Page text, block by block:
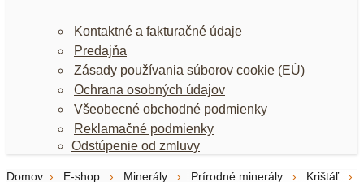
Kontaktné a fakturačné údaje
Predajňa
Zásady používania súborov cookie (EÚ)
Ochrana osobných údajov
Všeobecné obchodné podmienky
Reklamačné podmienky
Odstúpenie od zmluvy
Domov › E-shop › Minerály › Prírodné minerály › Krištáľ
›